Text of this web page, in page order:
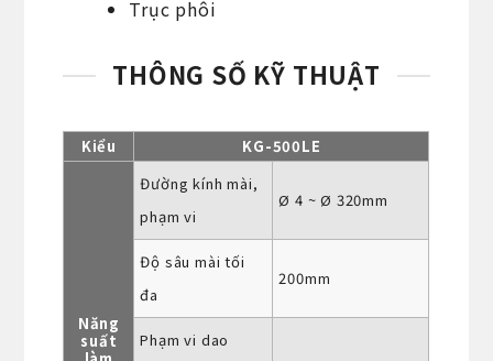
Trục phôi
THÔNG SỐ KỸ THUẬT
Kiểu KG-500LE
Năng
suất
Đường kính mài,
phạm vi
Ø 4 ~ Ø 320mm
Độ sâu mài tối
đa
200mm
Phạm vi dao